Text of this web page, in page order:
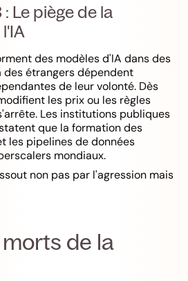
Le piège de la
des modèles d'IA dans des
étrangers dépendent
de leur volonté. Dès
les prix ou les règles
Les institutions publiques
que la formation des
les pipelines de données
mondiaux.
non pas par l'agression mais
de la